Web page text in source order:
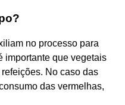
no processo para
importante que vegetais
No caso das
das vermelhas,